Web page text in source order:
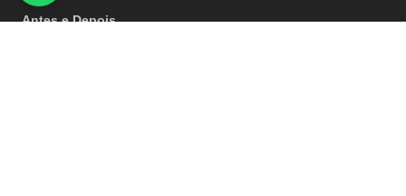
Antes e Depois